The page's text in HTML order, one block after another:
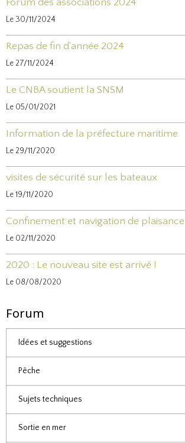
Forum des associations 2024
Le 30/11/2024
Repas de fin d'année 2024
Le 27/11/2024
Le CNBA soutient la SNSM
Le 05/01/2021
Information de la préfecture maritime
Le 29/11/2020
visites de sécurité sur les bateaux
Le 19/11/2020
Confinement et navigation de plaisance
Le 02/11/2020
2020 : Le nouveau site est arrivé !
Le 08/08/2020
Forum
Idées et suggestions
Pêche
Sujets techniques
Sortie en mer